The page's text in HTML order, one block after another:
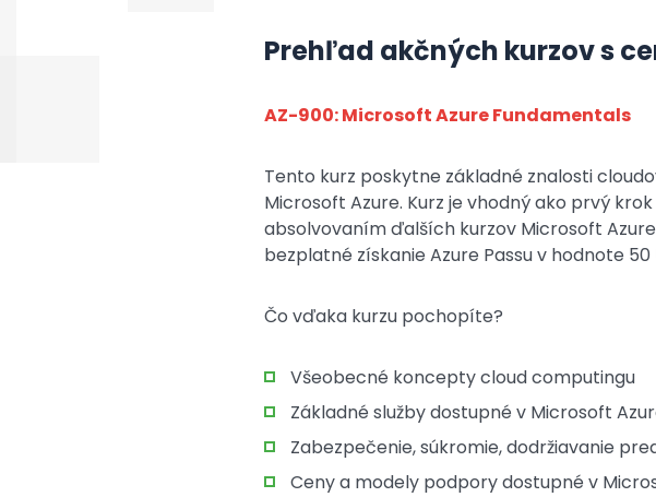
Prehľad akčných kurzov s
AZ-900: Microsoft Azure Fundamentals
Tento kurz poskytne základné znalosti
Microsoft Azure. Kurz je vhodný ako prvý
absolvovaním ďalších kurzov Microsoft
bezplatné získanie Azure Passu v hodnote 50
Čo vďaka kurzu pochopíte?
Všeobecné koncepty cloud computingu
Základné služby dostupné v Microsoft
Zabezpečenie, súkromie, dodržiavanie
Ceny a modely podpory dostupné v